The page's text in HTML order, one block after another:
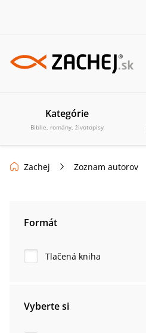
Kategórie
Biblie, romány, životopisy
Zachej Zoznam autorov
Formát
Tlačená kniha
Vyberte si